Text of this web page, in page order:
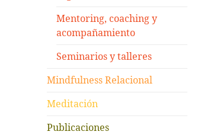
Mentoring, coaching y
acompañamiento
Seminarios y talleres
Mindfulness Relacional
Meditación
Publicaciones